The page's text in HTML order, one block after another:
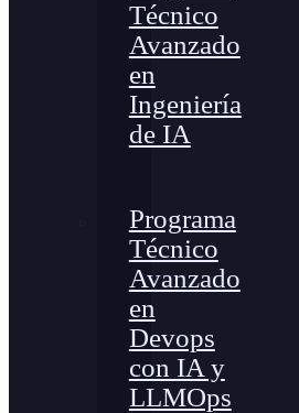
Técnico
Avanzado
en
Ingeniería
de IA
Programa
Técnico
Avanzado
en
Devops
con IA y
LLMOps